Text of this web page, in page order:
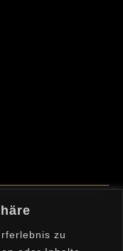
zu
uns auf